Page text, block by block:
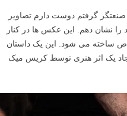
گرفتم دوست دارم تصاویر
را نشان دهم. این عکس ها در کنار
ساخته می شود. این یک داستان
یک اثر هنری توسط کریس میک